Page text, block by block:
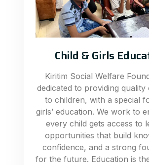
Child & Girls
Kiritim Social Welfare
dedicated to providing quality
to children, with a special
girls’ education. We work to
every child gets access to
opportunities that build
confidence, and a strong
for the future. Education is